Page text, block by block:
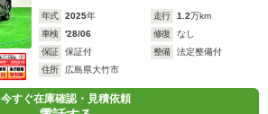
年式 2025年 走行 1.2万km
車検
'28/06 修復
なし
保証
保証付 整備
法定整備付
住所
広島県大竹市
今すぐ在庫確認・見積依頼